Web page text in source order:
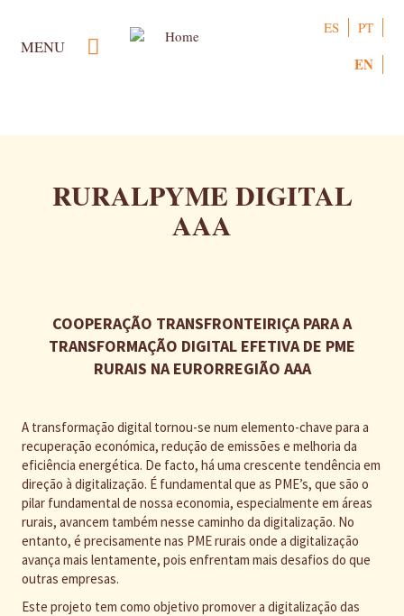
mainMENU
PT
ES
EN
RURALPYME DIGITAL
AAA
COOPERAÇÃO TRANSFRONTEIRIÇA PARA A
TRANSFORMAÇÃO DIGITAL EFETIVA DE PME
RURAIS NA EURORREGIÃO AAA
A transformação digital tornou-se num elemento-chave para a
recuperação económica, redução de emissões e melhoria da
eficiência energética. De facto, há uma crescente tendência em
direção à digitalização. É fundamental que as PME’s, que são o
pilar fundamental de nossa economia, especialmente em áreas
rurais, avancem também nesse caminho da digitalização. No
entanto, é precisamente nas PME rurais onde a digitalização
avança mais lentamente, pois enfrentam mais desafios do que
outras empresas.
Este projeto tem como objetivo promover a digitalização das